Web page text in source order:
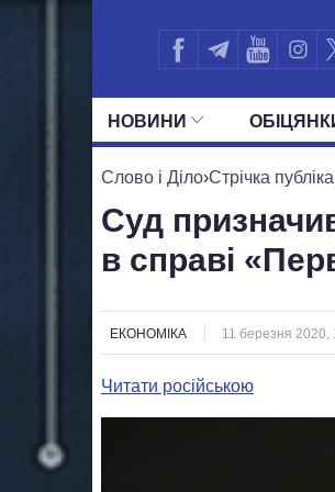
НОВИНИ
УСІ
Слово і Діло›Стрічка
Суд
в справі
ЕКОНОМІКА 11 березня 2020,
Читати російською